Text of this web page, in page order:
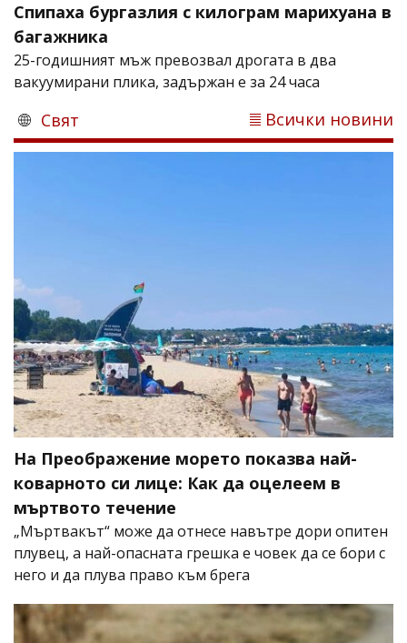
Спипаха бургазлия с килограм марихуана в
багажника
25-годишният мъж превозвал дрогата в два
вакуумирани плика, задържан е за 24 часа
Свят Всички новини
На Преображение морето показва най-
коварното си лице: Как да оцелеем в
мъртвото течение
„Мъртвакът“ може да отнесе навътре дори опитен
плувец, а най-опасната грешка е човек да се бори с
него и да плува право към брега